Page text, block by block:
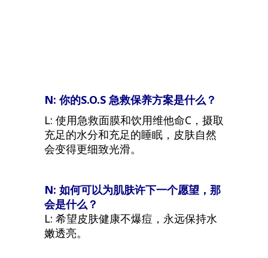
N: 你的S.O.S 急救保养方案是什么？
L: 使用急救面膜和饮用维他命C，摄取
充足的水分和充足的睡眠，皮肤自然
会变得更细致光滑。
N: 如何可以为肌肤许下一个愿望，那
会是什么？
L: 希望皮肤健康不爆痘，永远保持水
嫩透亮。